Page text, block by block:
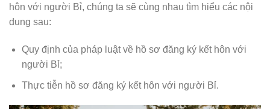
hôn với người Bỉ, chúng ta sẽ cùng nhau tìm hiểu các nội
dung sau:
Quy định của pháp luật về hồ sơ đăng ký kết hôn với
người Bỉ;
Thực tiễn hồ sơ đăng ký kết hôn với người Bỉ.